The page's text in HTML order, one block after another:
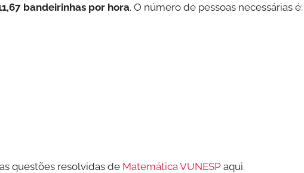
bandeirinhas por hora. O número de pessoas necessárias é:
questões resolvidas de Matemática VUNESP aqui.